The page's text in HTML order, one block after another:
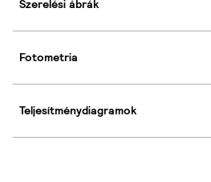
Szerelési ábrák
Fotometria
Teljesítménydiagramok